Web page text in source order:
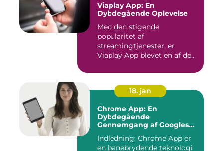
Viaplay App: En
Dybdegående Oplevelse
Med den stigende
popularitet af
streamingtjenester, er
Viaplay App blevet en af de
18. jan
Chrome App: En
Dybdegående
Gennemgang af Googles
applikationer
Indledning: Chrome App er
en banebrydende teknologi